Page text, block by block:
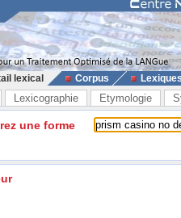
lexical Corpus
Lexicographie Etymologie
une forme